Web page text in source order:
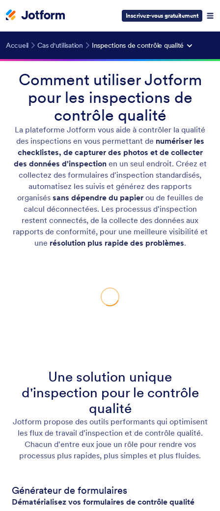
Inscrivez-vous gratuitement
Accueil Cas d'utilisation Inspections de contrôle qualité
Comment utiliser Jotform
pour les inspections de
contrôle qualité
La plateforme Jotform vous aide à contrôler la qualité
des inspections en vous permettant de numériser les
checklistes, de capturer des photos et de collecter
des données d'inspectionen un seul endroit. Créez et
collectez des formulaires d'inspection standardisés,
automatisez les suivis et générez des rapports
organisés sans dépendre du papierou de feuilles de
calcul déconnectées. Les processus d'inspection
restent connectés, de la collecte des données aux
rapports de conformité, pour une meilleure visibilité et
une résolution plus rapide des problèmes.
Une solution unique
d'inspection pour le contrôle
qualité
Jotform propose des outils performants qui optimisent
les flux de travail d'inspection et de contrôle qualité.
Chacun d'entre eux joue un rôle pour rendre vos
processus plus rapides, plus simples et plus fluides.
Générateur de formulaires
Dématérialisez vos formulaires de contrôle qualité